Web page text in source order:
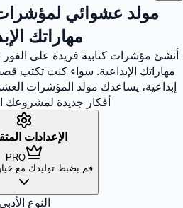
مولد عشوائي
مهاراتك
أنشئ مؤشرات كتابية فريدة على الفور
مهاراتك الإبداعية. سواء كنت تكتب
إبداعية، يساعدك مولد المؤشرات
أفكار جديدة لمشروعك
الإعدادات
PRO
قم بضبط توليدك مع
النوع الأدبي